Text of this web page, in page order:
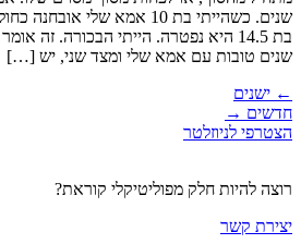
שנים. כשהייתי בת 10 אמא שלי
שנים טובות עם אמא שלי ומצד שני, יש […]
← ישנים
חדשים →
הצטרפי לניוזלטר
רוצה להיות חלק מפוליטיקלי קוראת?
יצירת קשר